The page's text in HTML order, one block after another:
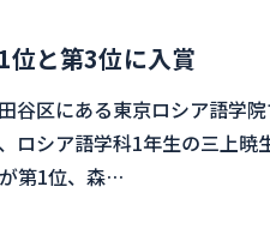
位と第3位に入賞
谷区にある東京ロシア語学
ロシア語学科1年生の三上暁
第1位、森…